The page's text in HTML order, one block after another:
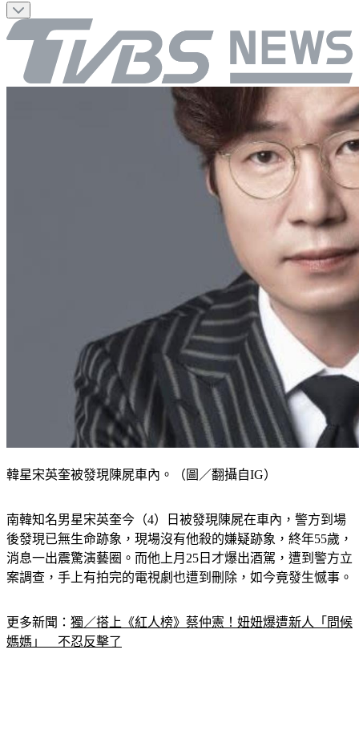
韓星宋英奎被發現陳屍車內。（圖／翻攝自IG）
南韓知名男星宋英奎今（4）日被發現陳屍在車內，警方到場
後發現已無生命跡象，現場沒有他殺的嫌疑跡象，終年55歲，
消息一出震驚演藝圈。而他上月25日才爆出酒駕，遭到警方立
案調查，手上有拍完的電視劇也遭到刪除，如今竟發生憾事。
更多新聞： 獨／搭上《紅人榜》蔡仲憲！妞妞爆遭新人「問候
媽媽」　不忍反擊了